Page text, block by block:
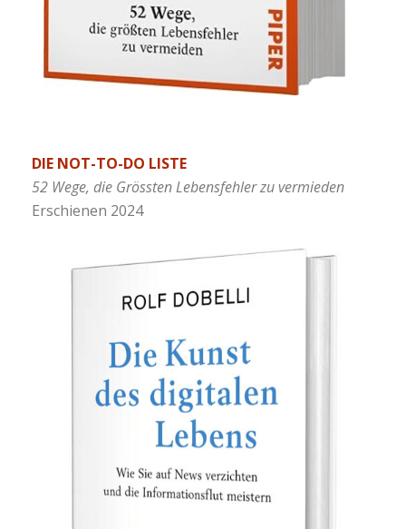
DIE NOT-TO-DO LISTE
52 Wege, die Grössten Lebensfehler zu vermieden
Erschienen 2024